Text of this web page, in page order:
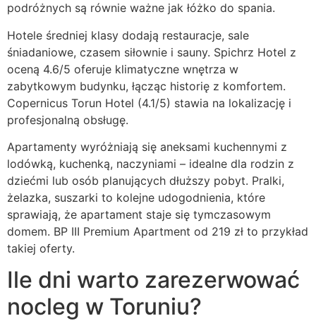
podróżnych są równie ważne jak łóżko do spania.
Hotele średniej klasy dodają restauracje, sale
śniadaniowe, czasem siłownie i sauny. Spichrz Hotel z
oceną 4.6/5 oferuje klimatyczne wnętrza w
zabytkowym budynku, łącząc historię z komfortem.
Copernicus Torun Hotel (4.1/5) stawia na lokalizację i
profesjonalną obsługę.
Apartamenty wyróżniają się aneksami kuchennymi z
lodówką, kuchenką, naczyniami – idealne dla rodzin z
dziećmi lub osób planujących dłuższy pobyt. Pralki,
żelazka, suszarki to kolejne udogodnienia, które
sprawiają, że apartament staje się tymczasowym
domem. BP III Premium Apartment od 219 zł to przykład
takiej oferty.
Ile dni warto zarezerwować
nocleg w Toruniu?